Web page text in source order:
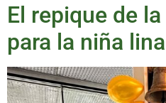
El repique de
para la niña